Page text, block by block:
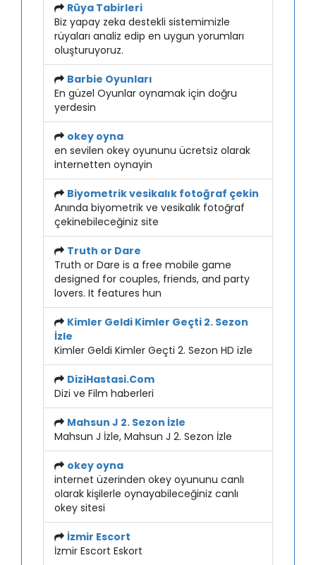
Rüya Tabirleri
Biz yapay zeka destekli sistemimizle
rüyaları analiz edip en uygun yorumları
oluşturuyoruz.
Barbie Oyunları
En güzel Oyunlar oynamak için doğru
yerdesin
okey oyna
en sevilen okey oyununu ücretsiz olarak
internetten oynayin
Biyometrik vesikalık fotoğraf çekin
Anında biyometrik ve vesikalık fotoğraf
çekinebileceğiniz site
Truth or Dare
Truth or Dare is a free mobile game
designed for couples, friends, and party
lovers. It features hun
Kimler Geldi Kimler Geçti 2. Sezon
İzle
Kimler Geldi Kimler Geçti 2. Sezon HD izle
DiziHastasi.Com
Dizi ve Film haberleri
Mahsun J 2. Sezon İzle
Mahsun J İzle, Mahsun J 2. Sezon İzle
okey oyna
internet üzerinden okey oyununu canlı
olarak kişilerle oynayabileceğiniz canlı
okey sitesi
İzmir Escort
İzmir Escort Eskort